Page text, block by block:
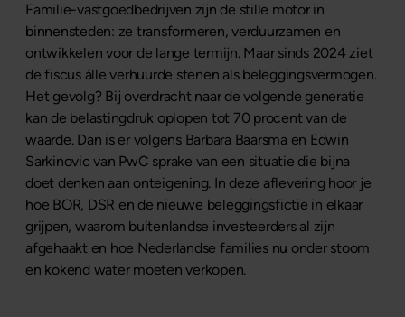
Familie-vastgoedbedrijven zijn de stille motor in
binnensteden: ze transformeren, verduurzamen en
ontwikkelen voor de lange termijn. Maar sinds 2024 ziet
de fiscus álle verhuurde stenen als beleggingsvermogen.
Het gevolg? Bij overdracht naar de volgende generatie
kan de belastingdruk oplopen tot 70 procent van de
waarde. Dan is er volgens Barbara Baarsma en Edwin
Sarkinovic van PwC sprake van een situatie die bijna
doet denken aan onteigening. In deze aflevering hoor je
hoe BOR, DSR en de nieuwe beleggingsfictie in elkaar
grijpen, waarom buitenlandse investeerders al zijn
afgehaakt en hoe Nederlandse families nu onder stoom
en kokend water moeten verkopen.